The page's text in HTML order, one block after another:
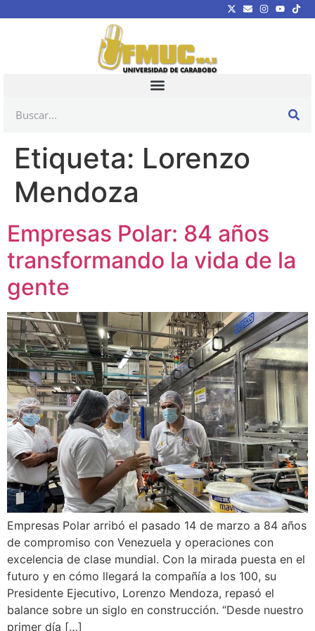
Etiqueta: Lorenzo
Mendoza
Empresas Polar: 84 años
transformando la vida de la
gente
Empresas Polar arribó el pasado 14 de marzo a 84 años
de compromiso con Venezuela y operaciones con
excelencia de clase mundial. Con la mirada puesta en el
futuro y en cómo llegará la compañía a los 100, su
Presidente Ejecutivo, Lorenzo Mendoza, repasó el
balance sobre un siglo en construcción. “Desde nuestro
primer día […]